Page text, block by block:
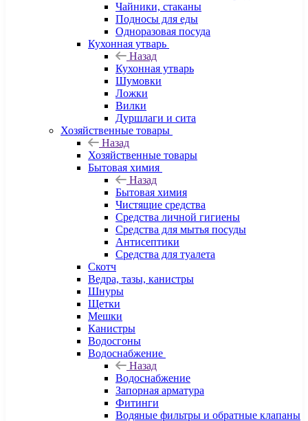
Чайники, стаканы
Подносы для еды
Одноразовая посуда
Кухонная утварь
Назад
Кухонная утварь
Шумовки
Ложки
Вилки
Дуршлаги и сита
Хозяйственные товары
Назад
Хозяйственные товары
Бытовая химия
Назад
Бытовая химия
Чистящие средства
Средства личной гигиены
Средства для мытья посуды
Антисептики
Средства для туалета
Скотч
Ведра, тазы, канистры
Шнуры
Щетки
Мешки
Канистры
Водосгоны
Водоснабжение
Назад
Водоснабжение
Запорная арматура
Фитинги
Водяные фильтры и обратные клапаны